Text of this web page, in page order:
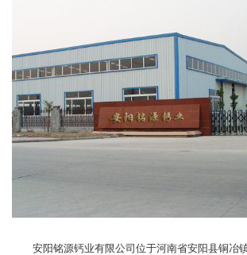
安阳铭源钙业有限公司位于河南省安阳县铜冶